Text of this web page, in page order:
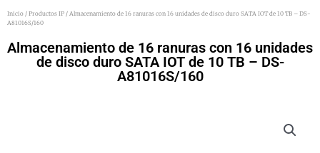
Inicio / Productos IP / Almacenamiento de 16 ranuras con 16 unidades de disco duro SATA IOT de 10 TB – DS-
A81016S/160
Almacenamiento de 16 ranuras con 16 unidades
de disco duro SATA IOT de 10 TB – DS-
A81016S/160